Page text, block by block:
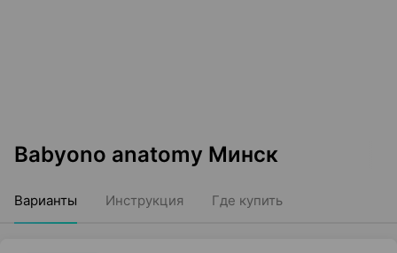
Babyono anatomy Минск
Варианты Инструкция Где купить